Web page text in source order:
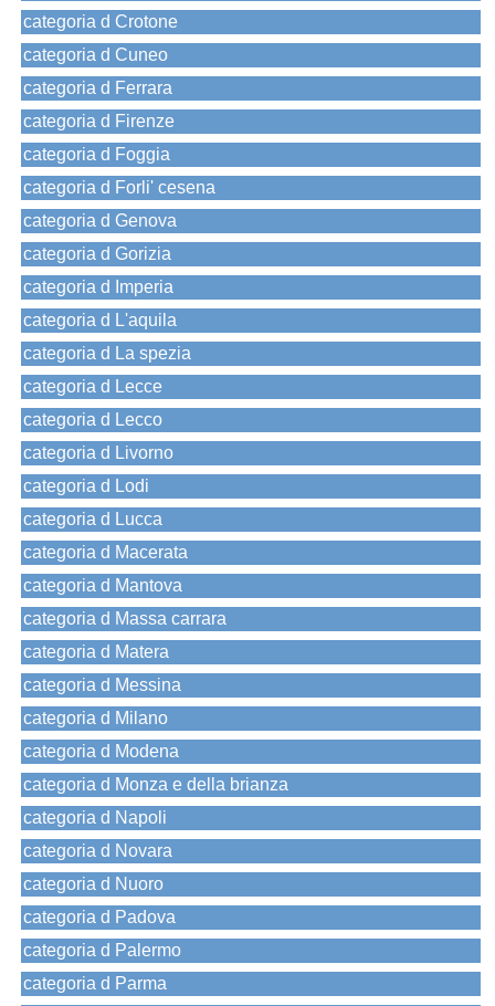
categoria d Crotone
categoria d Cuneo
categoria d Ferrara
categoria d Firenze
categoria d Foggia
categoria d Forli' cesena
categoria d Genova
categoria d Gorizia
categoria d Imperia
categoria d L'aquila
categoria d La spezia
categoria d Lecce
categoria d Lecco
categoria d Livorno
categoria d Lodi
categoria d Lucca
categoria d Macerata
categoria d Mantova
categoria d Massa carrara
categoria d Matera
categoria d Messina
categoria d Milano
categoria d Modena
categoria d Monza e della brianza
categoria d Napoli
categoria d Novara
categoria d Nuoro
categoria d Padova
categoria d Palermo
categoria d Parma